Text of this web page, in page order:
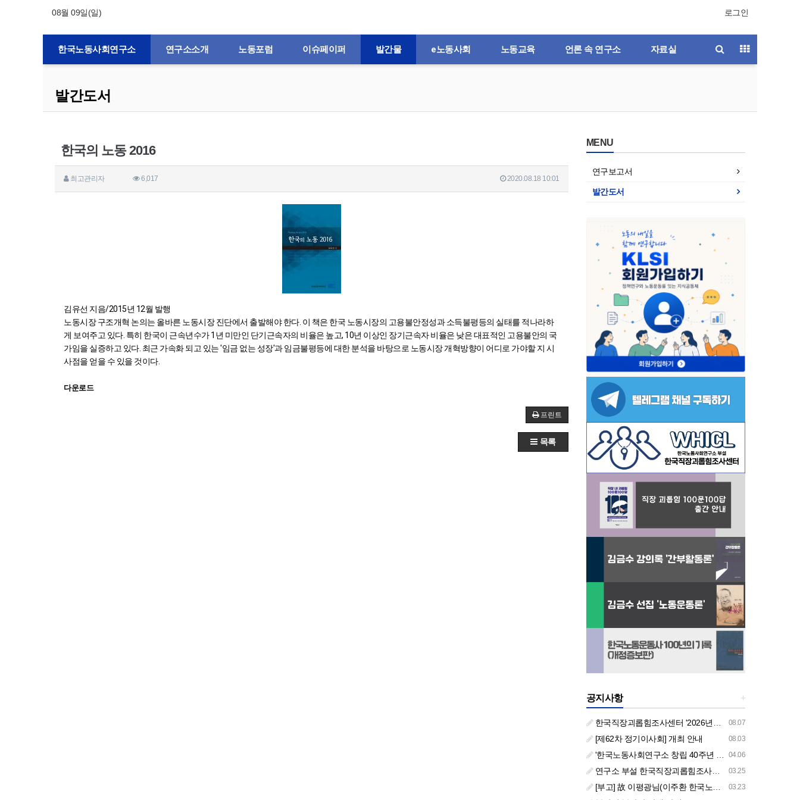
08월 09일(일) 로그인
한국노동사회연구소 연구소소개 노동포럼 이슈페이퍼 발간물 e노동사회 노동교육 언론 속 연구소 자료실
발간도서
한국의 노동 2016
최고관리자 6,017 2020.08.18 10:01
김유선 지음/2015년 12월 발행
노동시장 구조개혁 논의는 올바른 노동시장 진단에서 출발해야 한다. 이 책은 한국 노동시장의 고용불안정성과 소득불평등의 실태를 적나라하
게 보여주고 있다. 특히 한국이 근속년수가 1년 미만인 단기근속자의 비율은 높고, 10년 이상인 장기근속자 비율은 낮은 대표적인 고용불안의 국
가임을 실증하고 있다. 최근 가속화 되고 있는 '임금 없는 성장'과 임금불평등에 대한 분석을 바탕으로 노동시장 개혁방향이 어디로 가야할 지 시
사점을 얻을 수 있을 것이다.
다운로드
프린트
목록
MENU
연구보고서
발간도서
+
공지사항
08.07
한국직장괴롭힘조사센터 '2026년도 하반기 주요 사업 안내' (교육/컨설팅)
08.03
[제62차 정기이사회] 개최 안내
04.06
'한국노동사회연구소 창립 40주년 기념 행사 안내'
03.25
연구소 부설 한국직장괴롭힘조사센터 '2026년도 주요 사업 안내' (교육/컨설팅)
03.23
[부고] 故 이평광님(이주환 한국노동사회연구소 부소장 부친상)